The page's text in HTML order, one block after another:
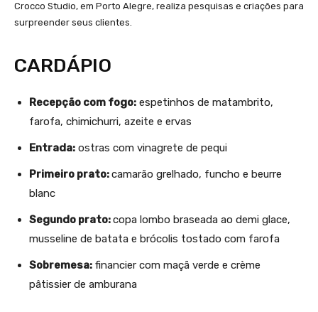
Crocco Studio, em Porto Alegre, realiza pesquisas e criações para
surpreender seus clientes.
CARDÁPIO
Recepção com fogo: espetinhos de matambrito,
farofa, chimichurri, azeite e ervas
Entrada: ostras com vinagrete de pequi
Primeiro prato:camarão grelhado, funcho e beurre
blanc
Segundo prato:copa lombo braseada ao demi glace,
musseline de batata e brócolis tostado com farofa
Sobremesa: financier com maçã verde e crème
pâtissier de amburana